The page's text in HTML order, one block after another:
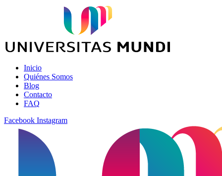
Inicio
Quiénes Somos
Blog
Contacto
FAQ
Facebook Instagram